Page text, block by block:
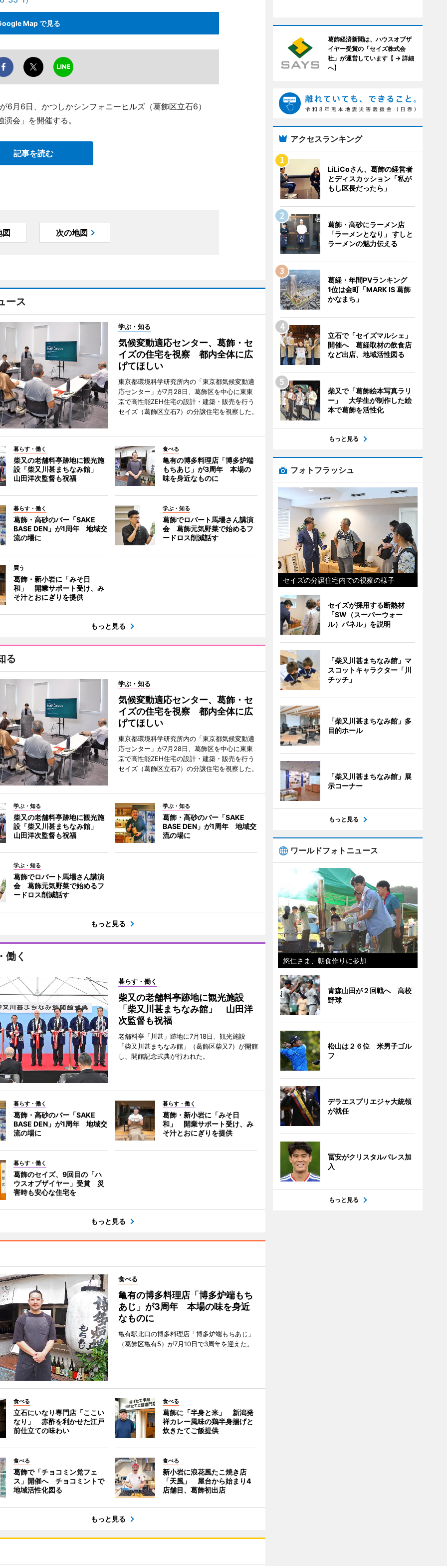
Map で見る
6月6日、かつしかシンフォニーヒルズ（葛飾区立石6）
会」を開催する。
記事を読む
図 次の地図
ース
学ぶ・知る
気候変動適応センター、葛飾・セ
イズの住宅を視察 都内全体に広
げてほしい
東京都環境科学研究所内の「東京都気候変動適
応センター」が7月28日、葛飾区を中心に東東
京で高性能ZEH住宅の設計・建築・販売を行う
セイズ（葛飾区立石7）の分譲住宅を視察した。
暮らす・働く
柴又の老舗料亭跡地に観光施
設「柴又川甚まちなみ館」
山田洋次監督も祝福
食べる
亀有の博多料理店「博多炉端
もちあじ」が3周年 本場の
味を身近なものに
暮らす・働く
葛飾・高砂のバー「SAKE
BASE DEN」が1周年 地域交
流の場に
学ぶ・知る
葛飾でロバート馬場さん講演
会 葛飾元気野菜で始めるフ
ードロス削減話す
買う
葛飾・新小岩に「みそ日
和」 開業サポート受け、み
そ汁とおにぎりを提供
もっと見る
る
学ぶ・知る
気候変動適応センター、葛飾・セ
イズの住宅を視察 都内全体に広
げてほしい
東京都環境科学研究所内の「東京都気候変動適
応センター」が7月28日、葛飾区を中心に東東
京で高性能ZEH住宅の設計・建築・販売を行う
セイズ（葛飾区立石7）の分譲住宅を視察した。
学ぶ・知る
柴又の老舗料亭跡地に観光施
設「柴又川甚まちなみ館」
山田洋次監督も祝福
学ぶ・知る
葛飾・高砂のバー「SAKE
BASE DEN」が1周年 地域交
流の場に
学ぶ・知る
葛飾でロバート馬場さん講演
会 葛飾元気野菜で始めるフ
ードロス削減話す
もっと見る
働く
暮らす・働く
柴又の老舗料亭跡地に観光施設
「柴又川甚まちなみ館」 山田洋
次監督も祝福
老舗料亭「川甚」跡地に7月18日、観光施設
「柴又川甚まちなみ館」（葛飾区柴又7）が開館
し、開館記念式典が行われた。
暮らす・働く
葛飾・高砂のバー「SAKE
BASE DEN」が1周年 地域交
流の場に
暮らす・働く
葛飾・新小岩に「みそ日
和」 開業サポート受け、み
そ汁とおにぎりを提供
暮らす・働く
葛飾のセイズ、9回目の「ハ
ウスオブザイヤー」受賞 災
害時も安心な住宅を
もっと見る
食べる
亀有の博多料理店「博多炉端もち
あじ」が3周年 本場の味を身近
なものに
亀有駅北口の博多料理店「博多炉端もちあじ」
（葛飾区亀有5）が7月10日で3周年を迎えた。
食べる
立石にいなり専門店「ここい
なり」 赤酢を利かせた江戸
前仕立ての味わい
食べる
葛飾に「半身と米」 新潟発
祥カレー風味の鶏半身揚げと
炊きたてご飯提供
食べる
葛飾で「チョコミン党フェ
ス」開催へ チョコミントで
地域活性化図る
食べる
新小岩に浪花風たこ焼き店
「天風」 屋台から始まり4
店舗目、葛飾初出店
もっと見る
葛飾経済新聞は、ハウスオブザ
イヤー受賞の「セイズ株式会
社」が運営しています【 → 詳細
へ】
アクセスランキング
LiLiCoさん、葛飾の経営者
とディスカッション「私が
もし区長だったら」
葛飾・高砂にラーメン店
「ラーメンとなり」 すしと
ラーメンの魅力伝える
葛経・年間PVランキング
1位は金町「MARK IS 葛飾
かなまち」
立石で「セイズマルシェ」
開催へ 葛経取材の飲食店
など出店、地域活性図る
柴又で「葛飾絵本写真ラリ
ー」 大学生が制作した絵
本で葛飾を活性化
もっと見る
フォトフラッシュ
セイズの分譲住宅内での視察の様子
セイズが採用する断熱材
「SW（スーパーウォー
ル）パネル」を説明
「柴又川甚まちなみ館」マ
スコットキャラクター「川
チッチ」
「柴又川甚まちなみ館」多
目的ホール
「柴又川甚まちなみ館」展
示コーナー
もっと見る
ワールドフォトニュース
悠仁さま、朝食作りに参加
青森山田が２回戦へ 高校
野球
松山は２６位 米男子ゴル
フ
デラエスプリエジャ大統領
が就任
冨安がクリスタルパレス加
入
もっと見る